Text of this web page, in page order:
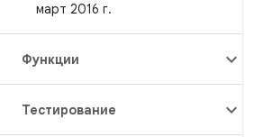
март 2016 г.
Функции
Тестирование